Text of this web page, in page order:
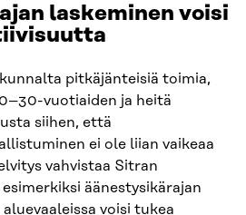
laskeminen voisi
pitkäjänteisiä toimia,
vuotiaiden ja heitä
siihen, että
ei ole liian vaikeaa
vahvistaa Sitran
äänestysikärajan
voisi tukea